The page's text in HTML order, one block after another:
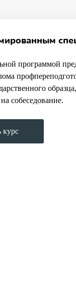
программой
собеседование.
курс